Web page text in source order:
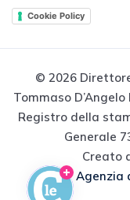
Cookie Policy
© 2026
Tommaso
Registro della
Generale
Creato
Agenzia